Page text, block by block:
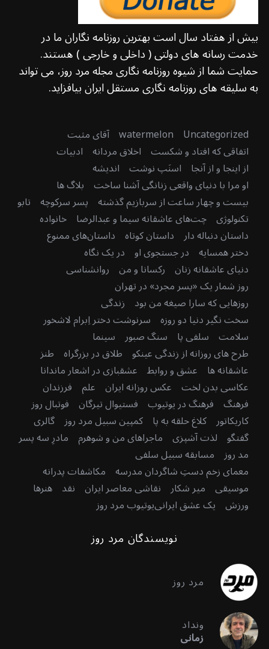
بیش از هفتاد سال است بهترین روزنامه نگاران ما در
خدمت رسانه های دولتی ( داخلی و خارجی ) هستند.
حمایت شما از شیوه روزنامه نگاری مجله مرد روز، می تواند
به سلیقه های روزنامه نگاری مستقل ایران بیافزاید.
Uncategorized
watermelon آقای مثبت
اتفاقی که افتاد و شکست اخلاق مردانه ادبیات
از اینجا و از آنجا اسنَپ نوشت اندیشه
او مرا با دنیای واقعی زنانگی آشنا ساخت بلاگ ها
بیست و چهار ساعت از سربازیم گذشته پسر سرکوچه تابو
تکنولوژی چت‌های عاشقانه سیما و عبدالرضا خانواده
داستان دنباله دار داستان کوتاه داستان‌های ممنوع
دختر همسایه در جستجوی او در یک نگاه
دنیای عاشقانه زنان رکسانا و من روانشناسی
روز شمار یک «پسر مجرد» در تهران
روزهایی که سارا صیغه من بود زندگی
سخت نگیر دنیا دو روزه سرنوشت دختر اِبرام لاشخور
سلامت سلفی پا سنگ صبور سینما
طرح های روزانه از زندگی عینکو طلاق در بزرگراه طنز
عاشقانه ها عشق و روابط عشقبازی در اشعار ماندانا
عکاسی بدن لخت عکس روزانه ایران علم فرزندان
فرهنگ فرهنگ در یوتیوب فستیوال تیرگان فوتبال روز
کاریکاتور کلاغ حلقه به پا کمپین سبیل مرد روز گالری
گفتگو لذت آشپزی ماجراهای من و شوهرم مادرِ سه پسر
مد روز مسابقه سبیل سلفی
معمای زخم دستِ شاگردان مدرسه مکاشفات پدرانه
موسیقی میر شکار نقاشی معاصر ایران نقد هنرها
ورزش یک عشق ایرانییوتیوب مرد روز
نویسندگان مرد روز
مرد روز
ونداد
زمانی